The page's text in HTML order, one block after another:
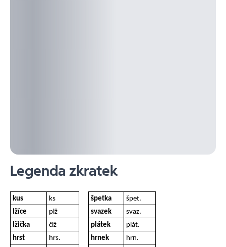
Legenda zkratek
kus ks špetka
špet.
lžíce
plž svazek
svaz.
lžička
člž plátek
plát.
hrst
hrs. hrnek
hrn.